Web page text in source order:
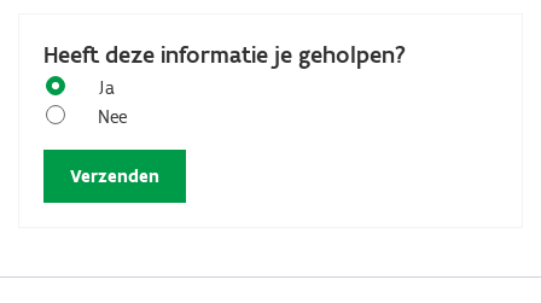
Heeft deze informatie je geholpen?
Ja
Nee